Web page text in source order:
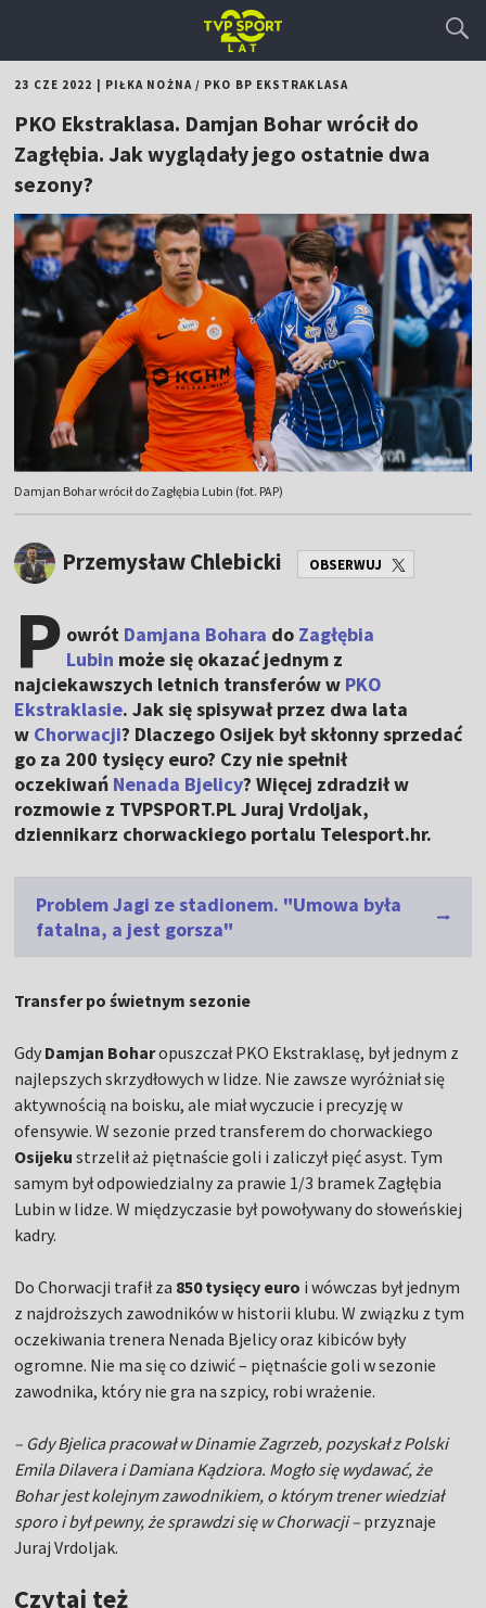
23 CZE 2022 PIŁKA NOŻNA/ PKO BP EKSTRAKLASA
PKO Ekstraklasa. Damjan Bohar wrócił do
Zagłębia. Jak wyglądały jego ostatnie dwa
sezony?
Damjan Bohar wrócił do Zagłębia Lubin (fot. PAP)
Przemysław Chlebicki OBSERWUJ
P owrót Damjana Bohara do Zagłębia
Lubin może się okazać jednym z
najciekawszych letnich transferów w PKO
Ekstraklasie. Jak się spisywał przez dwa lata
w Chorwacji? Dlaczego Osijek był skłonny sprzedać
go za 200 tysięcy euro? Czy nie spełnił
oczekiwań Nenada Bjelicy? Więcej zdradził w
rozmowie z TVPSPORT.PL Juraj Vrdoljak,
dziennikarz chorwackiego portalu Telesport.hr.
Problem Jagi ze stadionem. "Umowa była
fatalna, a jest gorsza"
Transfer po świetnym sezonie
Gdy Damjan Boharopuszczał PKO Ekstraklasę, był jednym z
najlepszych skrzydłowych w lidze. Nie zawsze wyróżniał się
aktywnością na boisku, ale miał wyczucie i precyzję w
ofensywie. W sezonie przed transferem do chorwackiego
Osijeku strzelił aż piętnaście goli i zaliczył pięć asyst. Tym
samym był odpowiedzialny za prawie 1/3 bramek Zagłębia
Lubin w lidze. W międzyczasie był powoływany do słoweńskiej
kadry.
Do Chorwacji trafił za 850 tysięcy euro i wówczas był jednym
z najdroższych zawodników w historii klubu. W związku z tym
oczekiwania trenera Nenada Bjelicy oraz kibiców były
ogromne. Nie ma się co dziwić – piętnaście goli w sezonie
zawodnika, który nie gra na szpicy, robi wrażenie.
– Gdy Bjelica pracował w Dinamie Zagrzeb, pozyskał z Polski
Emila Dilavera i Damiana Kądziora. Mogło się wydawać, że
Bohar jest kolejnym zawodnikiem, o którym trener wiedział
sporo i był pewny, że sprawdzi się w Chorwacji – przyznaje
Juraj Vrdoljak.
Czytaj też